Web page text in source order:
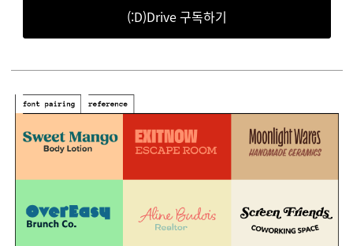
(:D)Drive 구독하기